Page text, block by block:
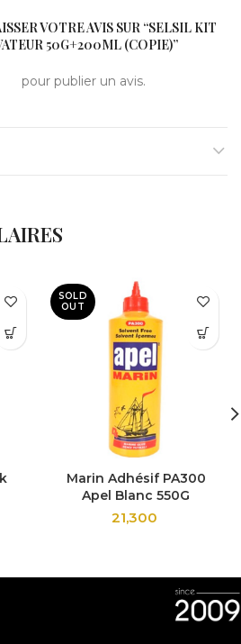
VOTRE AVIS SUR “SELSIL KIT
50G+200ML (COPIE)”
pour publier un avis.
SOLD
OUT
Marin Adhésif PA300
Apel Blanc 550G
21,300